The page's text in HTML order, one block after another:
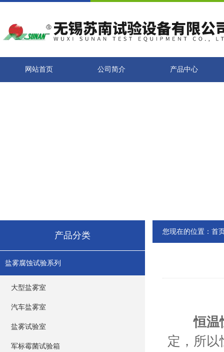
网站首页 公司简介 产品中心
产品分类
盐雾腐蚀试验系列
大型盐雾室
汽车盐雾室
盐雾试验室
军标霉菌试验箱
您现在的位置： 首
恒温
定，所